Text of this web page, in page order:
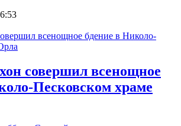
совершил всенощное
Песковском храме